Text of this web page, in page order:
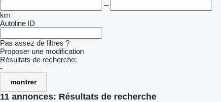
–
km
Autoline ID
Pas assez de filtres ?
Proposer une modification
Résultats de recherche:
-
montrer
11 annonces: Résultats de recherche